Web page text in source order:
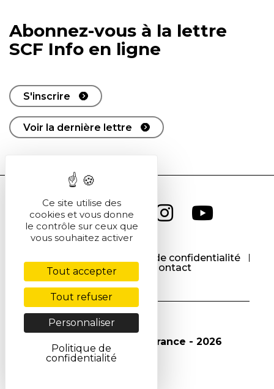
Abonnez-vous à la lettre
SCF Info en ligne
S'inscrire
Voir la dernière lettre
Politique de confidentialité
Cookies
Contact
© Société Chimique de France - 2026
Ce site utilise des
cookies et vous donne
le contrôle sur ceux que
vous souhaitez activer
Tout accepter
Tout refuser
Personnaliser
Politique de
confidentialité